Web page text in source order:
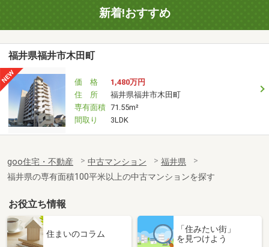
新着!おすすめ
福井県福井市木田町
価 格
1,480万円
住 所
福井県福井市木田町
専有面積 71.55m²
間取り
3LDK
goo住宅・不動産 中古マンション
福井県
福井県の専有面積100平米以上の中古マンションを探す
お役立ち情報
住まいのコラム
「住みたい街」
を見つけよう